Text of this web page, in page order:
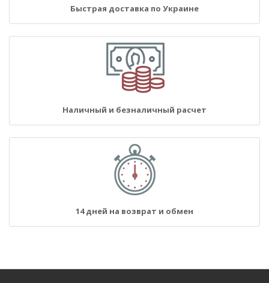
Быстрая доставка по Украине
Наличный и безналичный расчет
14 дней на возврат и обмен